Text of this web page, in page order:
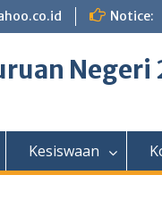
Notice:
Negeri
Kesiswaan